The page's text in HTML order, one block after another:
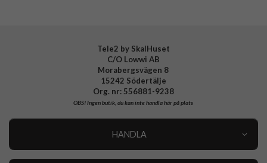
Tele2 by SkalHuset
C/O Lowwi AB
Morabergsvägen 8
15242 Södertälje
Org. nr: 556881-9238
OBS!Ingen butik, du kan inte handla här på plats
HANDLA